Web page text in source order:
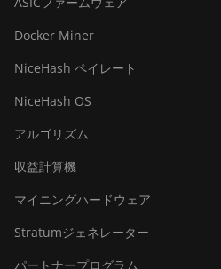
S9i
BITMAIN AntMiner
S9k
BITMAIN AntMiner
T15
BITMAIN AntMiner
Docker Miner
NiceHash ペイレート
NiceHash OS
アルゴリズム
収益計算機
マイニングハードウェア
Stratumジェネレーター
パートナープログラム